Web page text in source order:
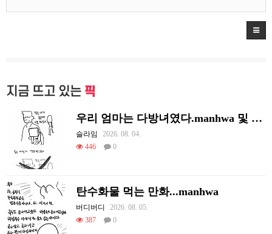
지금 뜨고 있는 픽
우리 엄마는 다방녀였다.manhwa 및 후기
슬라임
2026. 08. 04.
446
0
탄수화물 먹는 만화...manhwa
버디버디
2026. 08. 05.
387
0